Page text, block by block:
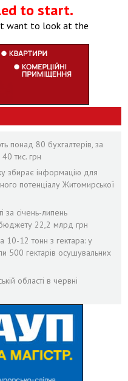
to start.
want to look at the
понад 80 бухгалтерів, за
тис. грн
збирає інформацію для
потенціалу Житомирської
за січень-липень
22,2 млрд грн
10-12 тонн з гектара: у
500 гектарів осушувальних
області в червні